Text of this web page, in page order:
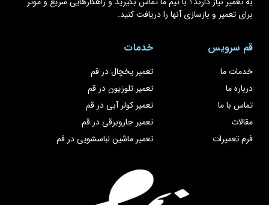
برای تعمیر و بازسازی آنها را دریافت کنید.
قم سرویس
خدمات ما
درباره ما
تماس با ما
مقالات
فرم تعمیرات
خدمات
تعمیر یخچال در قم
تعمیر تلوزیون در قم
تعمیر کولر آبی در قم
تعمیر جاروبرقی در قم
تعمیر ماشین لباسشویی در قم